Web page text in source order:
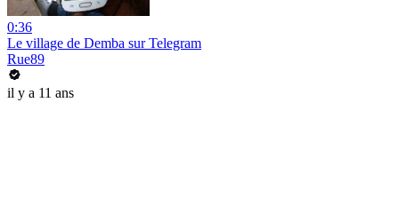
0:36
Le village de Demba sur Telegram
Rue89
il y a 11 ans